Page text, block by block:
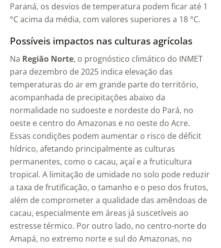
Paraná, os desvios de temperatura podem ficar até 1
°C acima da média, com valores superiores a 18 °C.
Possíveis impactos nas culturas agrícolas
Na Região Norte, o prognóstico climático do INMET
para dezembro de 2025 indica elevação das
temperaturas do ar em grande parte do território,
acompanhada de precipitações abaixo da
normalidade no sudoeste e nordeste do Pará, no
oeste e centro do Amazonas e no oeste do Acre.
Essas condições podem aumentar o risco de déficit
hídrico, afetando principalmente as culturas
permanentes, como o cacau, açaí e a fruticultura
tropical. A limitação de umidade no solo pode reduzir
a taxa de frutificação, o tamanho e o peso dos frutos,
além de comprometer a qualidade das amêndoas de
cacau, especialmente em áreas já suscetíveis ao
estresse térmico. Por outro lado, no centro-norte do
Amapá, no extremo norte e sul do Amazonas, no